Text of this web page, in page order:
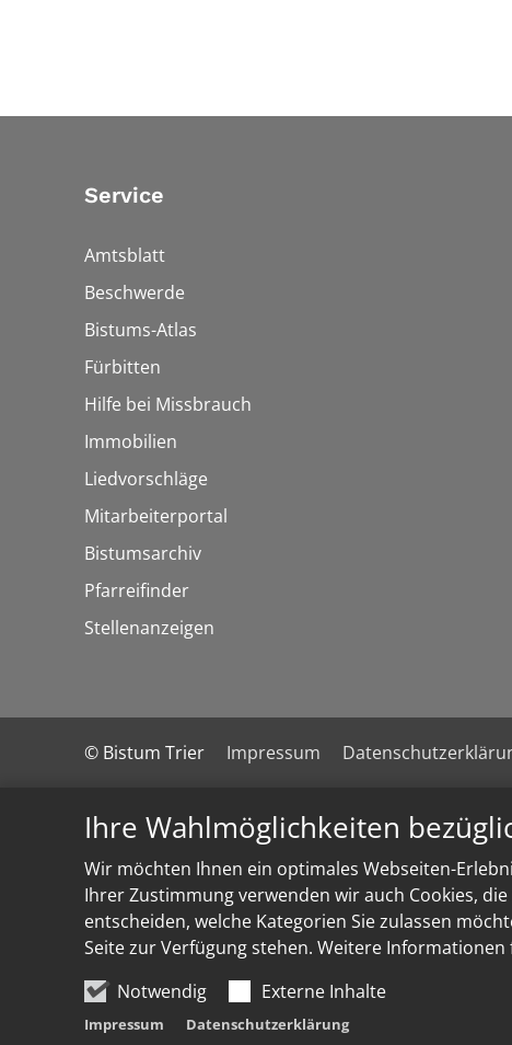
Ihre Wahlmöglichkeiten
Wir möchten Ihnen ein optimales Webseiten-
Ihrer Zustimmung verwenden wir auch Cookies,
entscheiden, welche Kategorien Sie zulassen
Seite zur Verfügung stehen. Weitere
Notwendig
Externe Inhalte
Impressum Datenschutzerklärung
Service
Amtsblatt
Beschwerde
Bistums-Atlas
Fürbitten
Hilfe bei Missbrauch
Immobilien
Liedvorschläge
Mitarbeiterportal
Bistumsarchiv
Pfarreifinder
Stellenanzeigen
© Bistum Trier Impressum